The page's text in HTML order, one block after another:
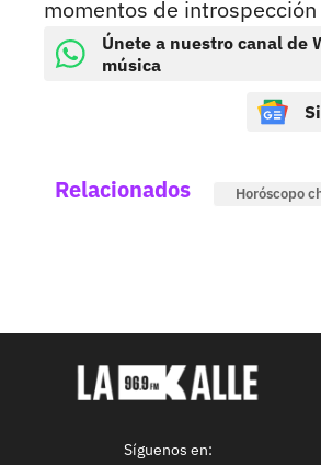
momentos de
Únete a nuestro canal de
música
Relacionados Horóscopo
Síguenos en: